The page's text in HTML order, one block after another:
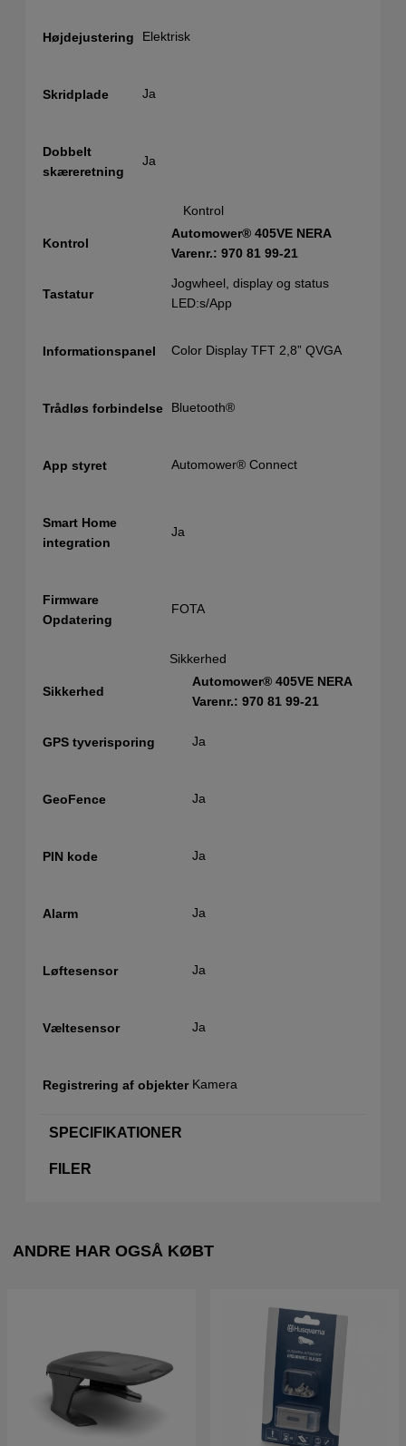
Højdejustering Elektrisk
Skridplade Ja
Dobbelt
skæreretning
Ja
Kontrol
Kontrol
Automower® 405VE NERA
Varenr.: 970 81 99‑21
Tastatur
Jogwheel, display og status
LED:s/App
Informationspanel Color Display TFT 2,8” QVGA
Trådløs forbindelse Bluetooth®
App styret Automower® Connect
Smart Home
integration
Ja
Firmware
Opdatering
FOTA
Sikkerhed
Sikkerhed
Automower® 405VE NERA
Varenr.: 970 81 99‑21
GPS tyverisporing Ja
GeoFence Ja
PIN kode Ja
Alarm Ja
Løftesensor Ja
Væltesensor Ja
Registrering af objekter Kamera
SPECIFIKATIONER
FILER
ANDRE HAR OGSÅ KØBT